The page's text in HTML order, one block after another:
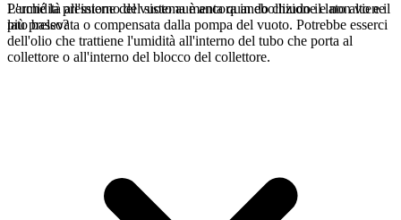
L'umidità all'interno del sistema è ancora in ebollizione e non viene
più prelevata o compensata dalla pompa del vuoto. Potrebbe esserci
dell'olio che trattiene l'umidità all'interno del tubo che porta al
collettore o all'interno del blocco del collettore.
Perché la pressione del vuoto aumenta quando chiudo il lato alto e il
lato basso?